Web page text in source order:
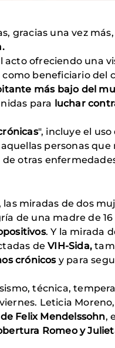
gracias una vez más,
acto ofreciendo una
como beneficiario del
más bajo del
para luchar
", incluye el
personas que
otras
miradas de dos
de una madre de 16
. Y la mirada
deVIH-Sida,
crónicosy para
técnica,
Leticia
Felix Mendelssohn,
Romeo y